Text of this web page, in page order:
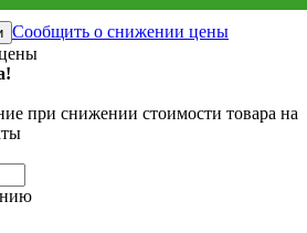
Сообщить о снижении цены
при снижении стоимости товара на